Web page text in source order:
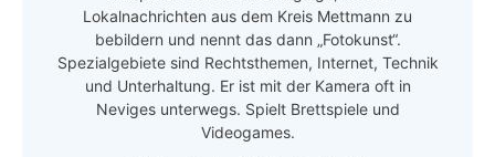
Lokalnachrichten aus dem Kreis Mettmann zu
bebildern und nennt das dann „Fotokunst“.
Spezialgebiete sind Rechtsthemen, Internet, Technik
und Unterhaltung. Er ist mit der Kamera oft in
Neviges unterwegs. Spielt Brettspiele und
Videogames.